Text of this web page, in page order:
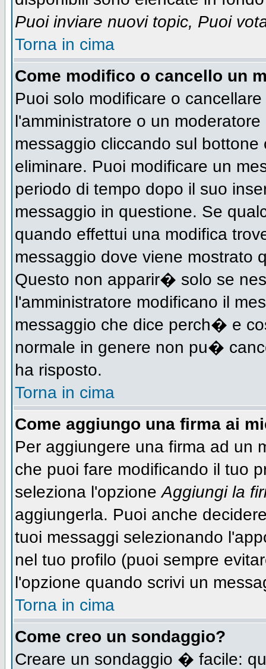
Puoi inviare nuovi topic, Puoi
Torna in cima
Come modifico o cancello un
Puoi solo modificare o
l'amministratore o un
messaggio cliccando sul
eliminare. Puoi modificare un
periodo di tempo dopo il suo
messaggio in questione. Se
quando effettui una modifica
messaggio dove viene mostrato
Questo non apparir� solo se
l'amministratore modificano il
messaggio che dice perch� e
normale in genere non pu�
ha risposto.
Torna in cima
Come aggiungo una firma ai
Per aggiungere una firma ad un
che puoi fare modificando il tuo
seleziona l'opzioneAggiungi la
aggiungerla. Puoi anche
tuoi messaggi selezionando
nel tuo profilo (puoi sempre
l'opzione quando scrivi un
Torna in cima
Come creo un sondaggio?
Creare un sondaggio � facile: